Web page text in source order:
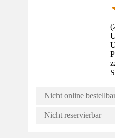
(
Nicht online
Nicht reservierbar